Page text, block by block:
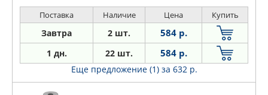
Поставка Наличие Цена Купить
Завтра 2 шт. 584 р.
1 дн. 22 шт. 584 р.
Еще предложение (1) за 632 р.